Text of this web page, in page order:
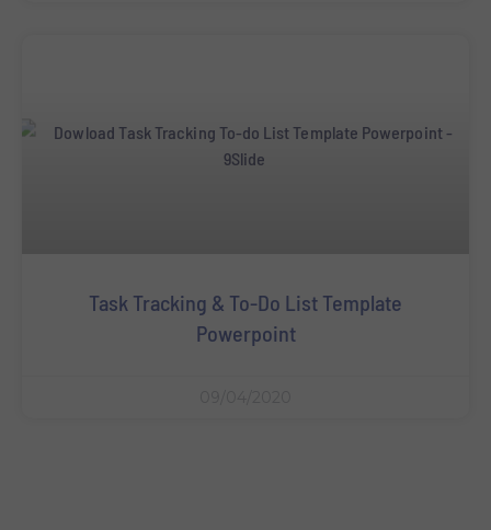
Task Tracking & To-Do List Template
Powerpoint